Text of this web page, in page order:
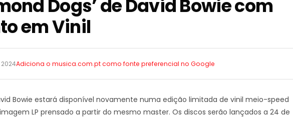
Dogs’ de David Bowie com
em Vinil
2024Adiciona o musica.com.pt como fonte preferencial no Google
Bowie estará disponível novamente numa edição limitada de vinil meio-speed
LP prensado a partir do mesmo master. Os discos serão lançados a 24 de